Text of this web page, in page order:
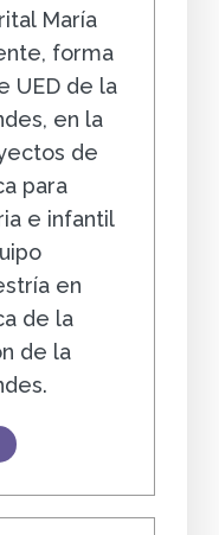
María
forma
UED de la
en la
de
para
e infantil
en
de la
de la